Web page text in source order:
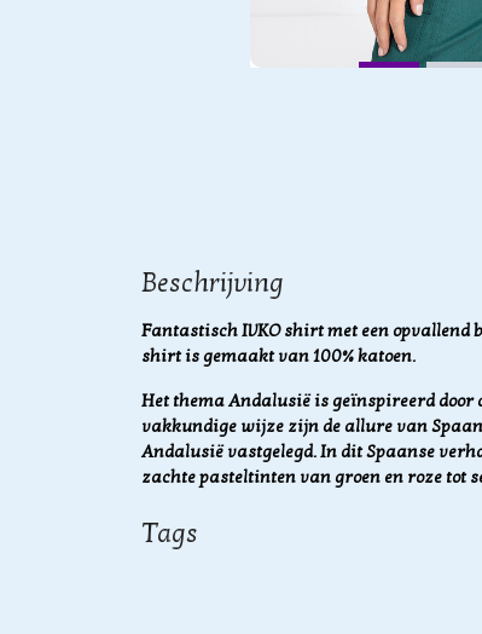
Beschrijving
Fantastisch IVKO shirt met een opvallend
shirt is gemaakt van 100% katoen.
Het thema Andalusië is geïnspireerd door
vakkundige wijze zijn de allure van
Andalusië vastgelegd. In dit Spaanse
zachte pasteltinten van groen en roze tot
Tags